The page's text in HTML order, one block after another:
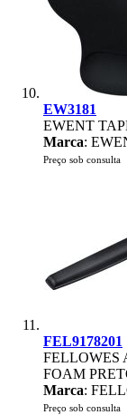
EW3181
EWENT
Marca:
Preço sob consulta
FEL9178201
FELLOWES
FOAM
Marca:
Preço sob consulta